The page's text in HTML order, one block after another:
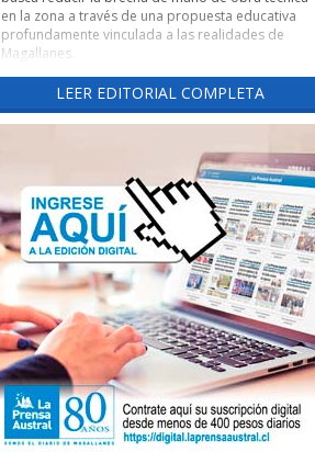
en la zona a través de una propuesta educativa
profundamente vinculada a las realidades de
Magallanes.
Evaluación de pertinencia y conexión con el sector
productivo forman parte de uno de los pilares de
esta nueva etapa. Según lo explicado por la
necesidades reales de los sectores productivos y
de servicios de la región, asegurando que los
egresados cuenten con una inserción laboral
efectiva y que la formación no derive en una
saturación del mercado, sino en una respuesta a
demandas insatisfechas. Carreras como
Instrumentación y Control de Procesos Industriales
y Logística con mención en Operaciones
Portuarias, que se impartirán tanto en la capital
regional como en Puerto Natales, son ejemplos
claros de formación técnica orientada a los
desafíos productivos actuales.
También cabe destacar la expansión territorial,
con las nuevas sedes en Punta Arenas y Puerto
Natales.
LEER EDITORIAL COMPLETA